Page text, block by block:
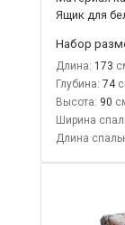
Ящик для
Набор
Длина: 173
Глубина: 74
Высота: 90
Ширина
Длина